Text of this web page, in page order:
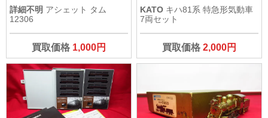
詳細不明 アシェット タム
12306
買取価格 1,000円
KATO キハ81系 特急形気動車
7両セット
買取価格2,000円